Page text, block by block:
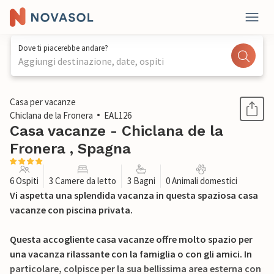
Dove ti piacerebbe andare?
Aggiungi destinazione, date, ospiti
1 / 28
Casa per vacanze
Chiclana de la Fronera
EAL126
Casa vacanze - Chiclana de la
Fronera , Spagna
6 Ospiti 3 Camere da letto 3 Bagni 0 Animali domestici
Vi aspetta una splendida vacanza in questa spaziosa casa
vacanze con piscina privata.
Questa accogliente casa vacanze offre molto spazio per
una vacanza rilassante con la famiglia o con gli amici. In
particolare, colpisce per la sua bellissima area esterna con